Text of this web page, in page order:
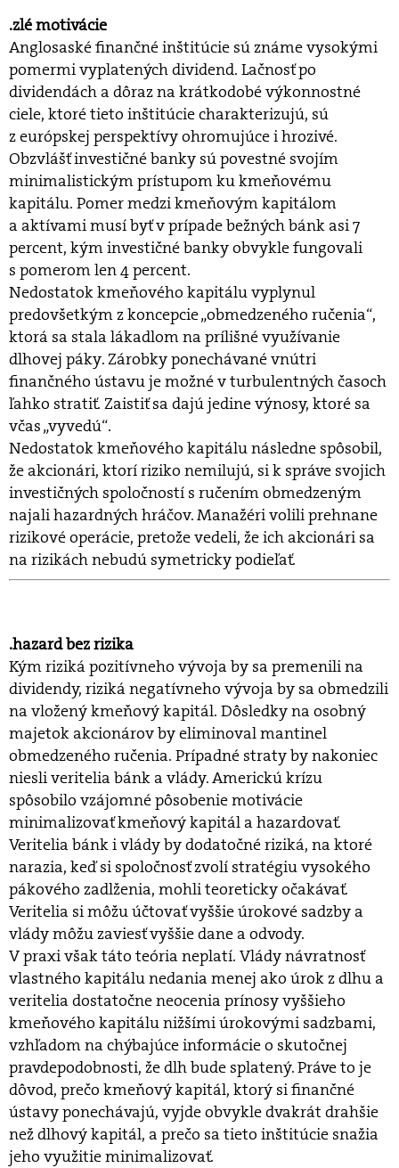
.zlé motivácie
Anglosaské finančné inštitúcie sú známe vysokými
pomermi vyplatených dividend. Lačnosť po
dividendách a dôraz na krátkodobé výkonnostné
ciele, ktoré tieto inštitúcie charakterizujú, sú
z európskej perspektívy ohromujúce i hrozivé.
Obzvlášť investičné banky sú povestné svojím
minimalistickým prístupom ku kmeňovému
kapitálu. Pomer medzi kmeňovým kapitálom
a aktívami musí byť v prípade bežných bánk asi 7
percent, kým investičné banky obvykle fungovali
s pomerom len 4 percent.
Nedostatok kmeňového kapitálu vyplynul
predovšetkým z koncepcie „obmedzeného ručenia“,
ktorá sa stala lákadlom na prílišné využívanie
dlhovej páky. Zárobky ponechávané vnútri
finančného ústavu je možné v turbulentných časoch
ľahko stratiť. Zaistiť sa dajú jedine výnosy, ktoré sa
včas „vyvedú“.
Nedostatok kmeňového kapitálu následne spôsobil,
že akcionári, ktorí riziko nemilujú, si k správe svojich
investičných spoločností s ručením obmedzeným
najali hazardných hráčov. Manažéri volili prehnane
rizikové operácie, pretože vedeli, že ich akcionári sa
na rizikách nebudú symetricky podieľať.
.hazard bez rizika
Kým riziká pozitívneho vývoja by sa premenili na
dividendy, riziká negatívneho vývoja by sa obmedzili
na vložený kmeňový kapitál. Dôsledky na osobný
majetok akcionárov by eliminoval mantinel
obmedzeného ručenia. Prípadné straty by nakoniec
niesli veritelia bánk a vlády. Americkú krízu
spôsobilo vzájomné pôsobenie motivácie
minimalizovať kmeňový kapitál a hazardovať.
Veritelia bánk i vlády by dodatočné riziká, na ktoré
narazia, keď si spoločnosť zvolí stratégiu vysokého
pákového zadlženia, mohli teoreticky očakávať.
Veritelia si môžu účtovať vyššie úrokové sadzby a
vlády môžu zaviesť vyššie dane a odvody.
V praxi však táto teória neplatí. Vlády návratnosť
vlastného kapitálu nedania menej ako úrok z dlhu a
veritelia dostatočne neocenia prínosy vyššieho
kmeňového kapitálu nižšími úrokovými sadzbami,
vzhľadom na chýbajúce informácie o skutočnej
pravdepodobnosti, že dlh bude splatený. Práve to je
dôvod, prečo kmeňový kapitál, ktorý si finančné
ústavy ponechávajú, vyjde obvykle dvakrát drahšie
než dlhový kapitál, a prečo sa tieto inštitúcie snažia
jeho využitie minimalizovať.